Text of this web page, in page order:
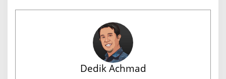
Dedik Achmad